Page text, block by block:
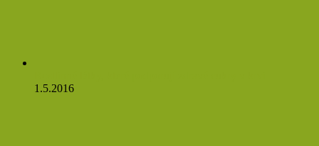
1.5.2016